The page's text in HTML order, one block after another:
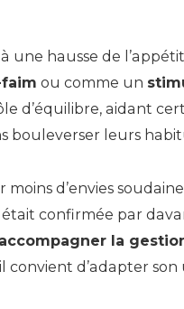
une hausse de
ou comme un
d’équilibre, aidant
bouleverser leurs
d’envies
confirmée par
la
convient d’adapter